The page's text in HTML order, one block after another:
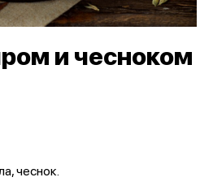
и чесноком
чеснок.